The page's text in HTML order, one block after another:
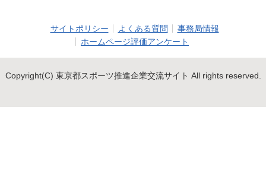
サイトポリシー よくある質問
事務局情報
ホームページ評価アンケート
Copyright(C) 東京都スポーツ推進企業交流サイト All rights reserved.